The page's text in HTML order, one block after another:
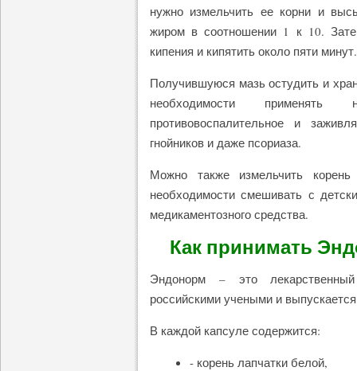
нужно измельчить ее корни и
жиром в соотношении 1 к 10.
кипения и кипятить около пяти минут.
Получившуюся мазь остудить и
необходимости
противовоспалительное и
гнойников и даже псориаза.
Можно также измельчить
необходимости смешивать с
медикаментозного средства.
Как принимать
Эндонорм – это лекарственный
российскими учеными и
В каждой капсуле содержится:
- корень лапчатки белой,